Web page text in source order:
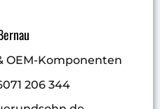
OEM-Komponenten
206 344